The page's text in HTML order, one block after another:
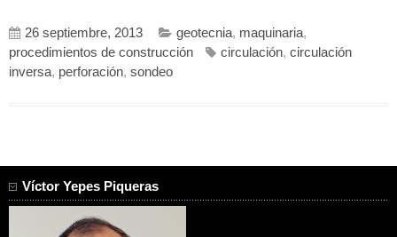
26 septiembre, 2013 geotecnia, maquinaria,
procedimientos de construcción
circulación, circulación
inversa, perforación, sondeo
Víctor Yepes Piqueras